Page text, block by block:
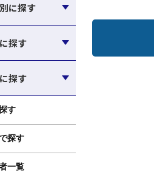
に探す
探す
探す
す
探す
一覧